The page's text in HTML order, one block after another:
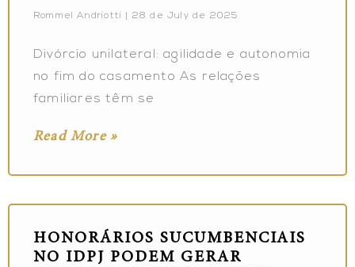
Rommel Andriotti 28 de July de 2025
Divórcio unilateral: agilidade e autonomia
no fim do casamento As relações
familiares têm se
Read More »
HONORÁRIOS SUCUMBENCIAIS
NO IDPJ PODEM GERAR